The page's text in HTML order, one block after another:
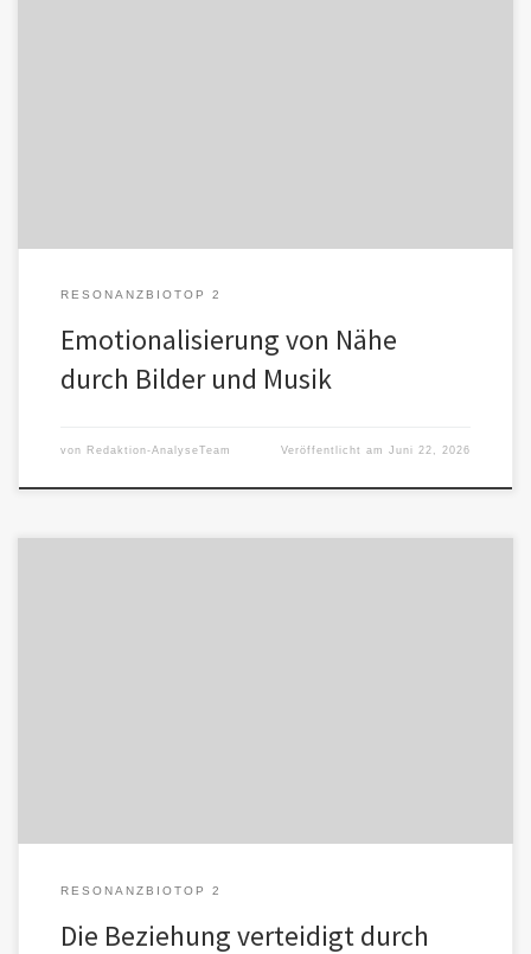
RESONANZBIOTOP 2
Emotionalisierung von Nähe
durch Bilder und Musik
von Redaktion-AnalyseTeam Veröffentlicht amJuni 22, 2026
RESONANZBIOTOP 2
Die Beziehung verteidigt durch